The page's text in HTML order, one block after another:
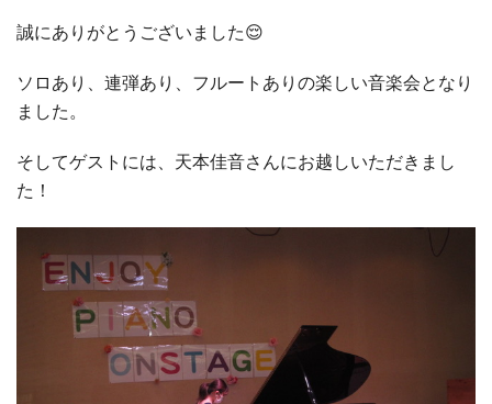
誠にありがとうございました😌
ソロあり、連弾あり、フルートありの楽しい音楽会となり
ました。
そしてゲストには、天本佳音さんにお越しいただきまし
た！